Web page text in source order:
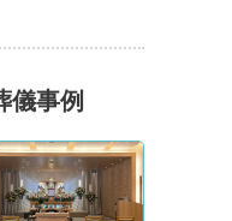
儀事例